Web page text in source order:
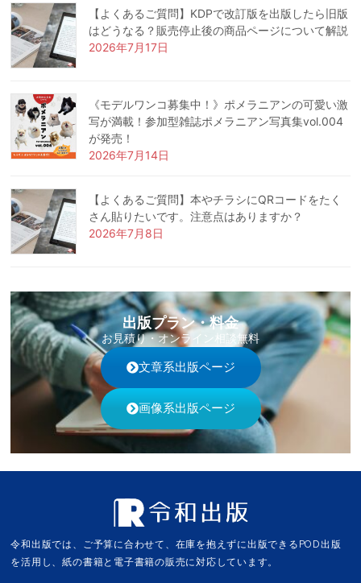
【よくあるご質問】KDPで改訂版を出版したら旧版
はどうなる？販売停止後の商品ページについて解説
2026年7月17日
《モデルワンコ募集中！》ポメラニアンの可愛い激
写が満載！参加型雑誌ポメラニアン写真集vol.004
が発売！
2026年7月14日
【よくあるご質問】本やチラシにQRコードをたく
さん貼りたいです。注意点はありますか？
2026年7月8日
出版プラン・料金
お見積り・オンライン相談無料
文章系出版ページ
画像系出版ページ
令和出版では、ご予算に合わせて、在庫を抱えずに出版できるPOD出版
を活用し、紙の書籍と電子書籍の販売に対応しています。